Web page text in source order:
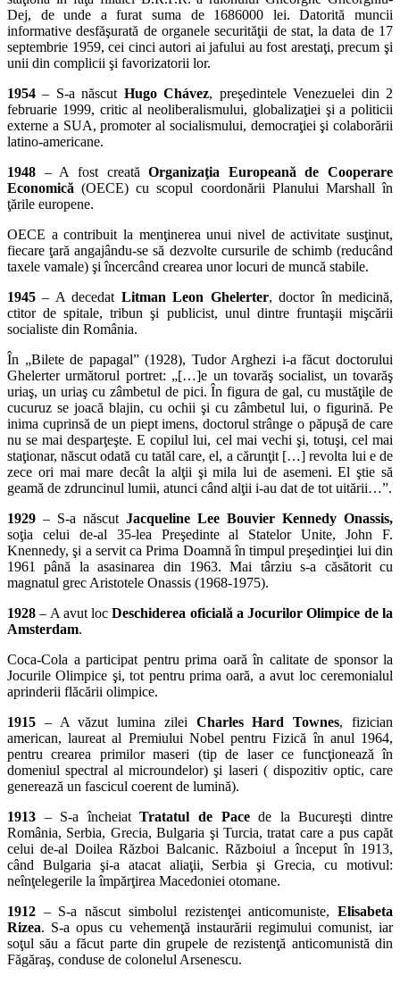
Dej, de unde a furat suma de 1686000 lei. Datorită muncii
informative desfăşurată de organele securităţii de stat, la data de 17
septembrie 1959, cei cinci autori ai jafului au fost arestaţi, precum şi
unii din complicii şi favorizatorii lor.
1954 – S-a născut Hugo Chávez, preşedintele Venezuelei din 2
februarie 1999, critic al neoliberalismului, globalizaţiei şi a politicii
externe a SUA, promoter al socialismului, democraţiei şi colaborării
latino-americane.
1948 – A fost creatăOrganizaţia Europeană de Cooperare
Economică (OECE) cu scopul coordonării Planului Marshall în
ţările europene.
OECE a contribuit la menţinerea unui nivel de activitate susţinut,
fiecare ţară angajându-se să dezvolte cursurile de schimb (reducând
taxele vamale) şi încercând crearea unor locuri de muncă stabile.
1945 – A decedat Litman Leon Ghelerter, doctor în medicină,
ctitor de spitale, tribun şi publicist, unul dintre fruntaşii mişcării
socialiste din România.
În „Bilete de papagal” (1928), Tudor Arghezi i-a făcut doctorului
Ghelerter următorul portret: „[…]e un tovarăş socialist, un tovarăş
uriaş, un uriaş cu zâmbetul de pici. În figura de gal, cu mustăţile de
cucuruz se joacă blajin, cu ochii şi cu zâmbetul lui, o figurină. Pe
inima cuprinsă de un piept imens, doctorul strânge o păpuşă de care
nu se mai desparţeşte. E copilul lui, cel mai vechi şi, totuşi, cel mai
staţionar, născut odată cu tatăl care, el, a cărunţit […] revolta lui e de
zece ori mai mare decât la alţii şi mila lui de asemeni. El ştie să
geamă de zdruncinul lumii, atunci când alţii i-au dat de tot uitării…”.
1929 – S-a născut Jacqueline Lee Bouvier Kennedy Onassis,
soţia celui de-al 35-lea Preşedinte al Statelor Unite, John F.
Knennedy, şi a servit ca Prima Doamnă în timpul preşedinţiei lui din
1961 până la asasinarea din 1963. Mai târziu s-a căsătorit cu
magnatul grec Aristotele Onassis (1968-1975).
1928 – A avut locDeschiderea oficială a Jocurilor Olimpice de la
Amsterdam.
Coca-Cola a participat pentru prima oară în calitate de sponsor la
Jocurile Olimpice şi, tot pentru prima oară, a avut loc ceremonialul
aprinderii flăcării olimpice.
1915 – A văzut lumina zilei Charles Hard Townes, fizician
american, laureat al Premiului Nobel pentru Fizică în anul 1964,
pentru crearea primilor maseri (tip de laser ce funcţionează în
domeniul spectral al microundelor) şi laseri ( dispozitiv optic, care
generează un fascicul coerent de lumină).
1913 – S-a încheiatTratatul de Pacede la Bucureşti dintre
România, Serbia, Grecia, Bulgaria şi Turcia, tratat care a pus capăt
celui de-al Doilea Război Balcanic. Războiul a început în 1913,
când Bulgaria şi-a atacat aliaţii, Serbia şi Grecia, cu motivul:
neînţelegerile la împărţirea Macedoniei otomane.
1912 – S-a născut simbolul rezistenţei anticomuniste, Elisabeta
Rizea. S-a opus cu vehemenţă instaurării regimului comunist, iar
soţul său a făcut parte din grupele de rezistenţă anticomunistă din
Făgăraş, conduse de colonelul Arsenescu.